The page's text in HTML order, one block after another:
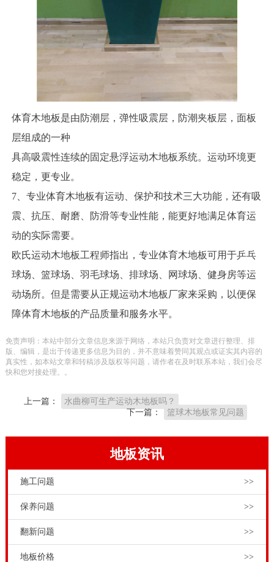
体育木地板是由防潮层，弹性吸震层，防潮夹板层，面板
层组成的一种
具高吸震性连续的固定悬浮运动木地板系统。运动环境更
稳定，更专业。
7、专业体育木地板有运动、保护和技术三大功能，还有吸
震、抗压、耐磨、防滑等专业性能，能更好地满足体育运
动的实际需要。
欧氏运动木地板工程师指出，专业体育木地板可用于乒乓
球场、篮球场、羽毛球场、排球场、网球场、健身房等运
动场所。但是需要从正规运动木地板厂家来采购，以便保
障体育木地板的产品质量和服务水平。
免责声明：本站中部分文章信息来源于网络，本站只负责对文章进行整理、排
版、编辑，是出于传递更多信息为目的，并不意味着赞同其观点或证实其内容的
真实性，如本站文章和转稿涉及版权等问题，请作者在及时联系本站，我们会尽
快和您对接处理。。
上一篇：
水曲柳可生产运动木地板吗？
下一篇：
篮球木地板常见问题
地板资讯
施工问题 >>
保养问题 >>
翻新问题 >>
地板价格 >>